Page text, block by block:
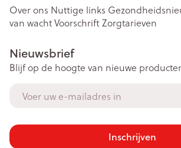
Over ons Nuttige links
van wachtVoorschriftZorgtarieven
Nieuwsbrief
Blijf op de hoogte van nieuwe
Inschrijven